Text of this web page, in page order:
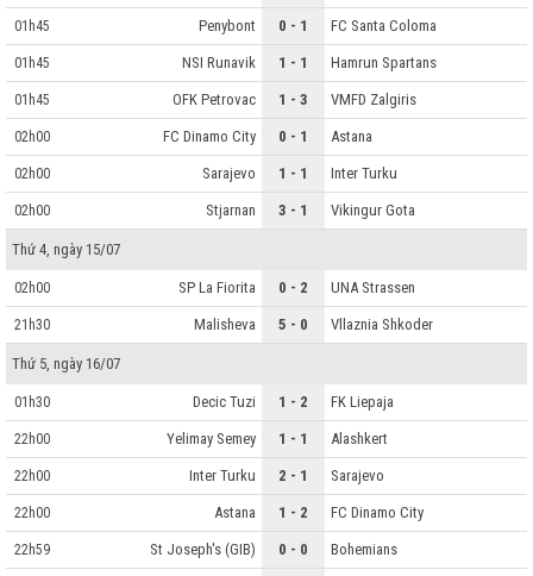
01h45 Penybont 0 - 1 FC Santa Coloma
01h45 NSI Runavik 1 - 1 Hamrun Spartans
01h45 OFK Petrovac 1 - 3 VMFD Zalgiris
02h00 FC Dinamo City 0 - 1 Astana
02h00 Sarajevo 1 - 1 Inter Turku
02h00 Stjarnan 3 - 1 Vikingur Gota
Thứ 4, ngày 15/07
02h00 SP La Fiorita 0 - 2 UNA Strassen
21h30 Malisheva 5 - 0 Vllaznia Shkoder
Thứ 5, ngày 16/07
01h30 Decic Tuzi 1 - 2 FK Liepaja
22h00 Yelimay Semey 1 - 1 Alashkert
22h00 Inter Turku 2 - 1 Sarajevo
22h00 Astana 1 - 2 FC Dinamo City
22h59 St Joseph's (GIB) 0 - 0 Bohemians